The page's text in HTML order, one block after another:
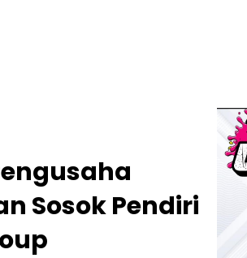
Sosok Pendiri